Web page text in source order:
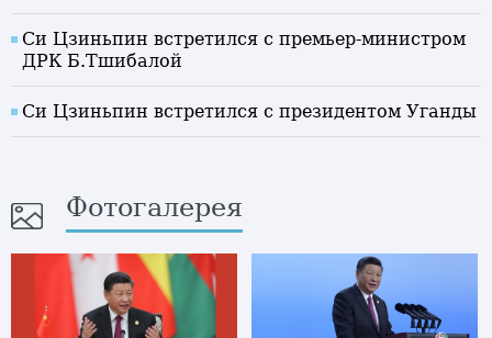
Си Цзиньпин встретился с премьер-министром
ДРК Б.Тшибалой
Си Цзиньпин встретился с президентом Уганды
Фотогалерея